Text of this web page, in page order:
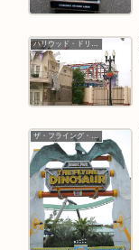
ハリウッド・ドリーム・ザ・ライド
ザ・フライング・ダイナソー